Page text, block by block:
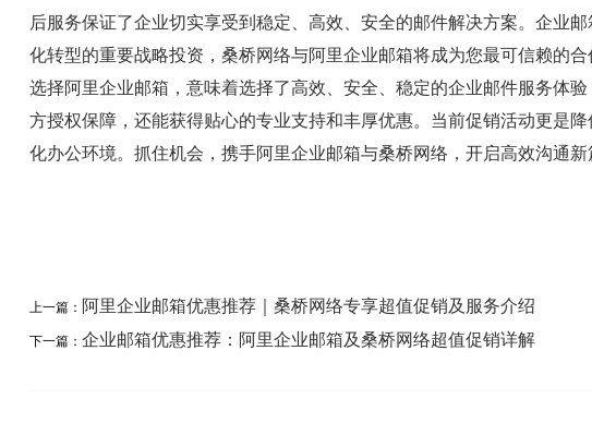
后服务保证了企业切实享受到稳定、高效、安全的邮件解决方案。企业
化转型的重要战略投资，桑桥网络与阿里企业邮箱将成为您最可信赖的合
选择阿里企业邮箱，意味着选择了高效、安全、稳定的企业邮件服务体
方授权保障，还能获得贴心的专业支持和丰厚优惠。当前促销活动更是
化办公环境。抓住机会，携手阿里企业邮箱与桑桥网络，开启高效沟通新
上一篇： 阿里企业邮箱优惠推荐｜桑桥网络专享超值促销及服务介绍
下一篇： 企业邮箱优惠推荐：阿里企业邮箱及桑桥网络超值促销详解